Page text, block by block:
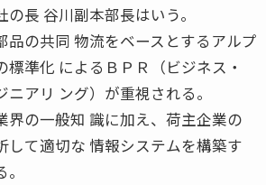
長 谷川副本部長はいう。
品の共同 物流をベースとするアルプ
標準化 によるＢＰＲ（ビジネス・
アリ ング）が重視される。
界の一般知 識に加え、荷主企業の
して適切な 情報システムを構築す